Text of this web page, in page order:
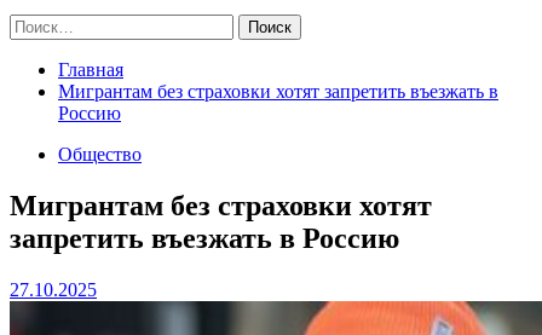
Найти:
Главная
Мигрантам без страховки хотят запретить въезжать в
Россию
Общество
Мигрантам без страховки хотят
запретить въезжать в Россию
27.10.2025